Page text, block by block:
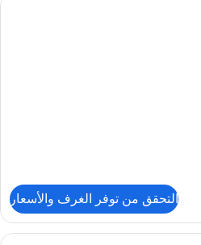
التحقق من توفر الغرف والأسعار